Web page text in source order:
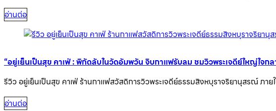
อ่านต่อ
“อยู่เย็นเป็นสุข คาเฟ่ : พิกัดลับในวัดอัมพวัน จิบกาแฟรับลม ชมวิวพระเจดีย์ใหญ่ใจก
รีวิว อยู่เย็นเป็นสุข คาเฟ่ ร้านกาแฟสวัสดิการวิวพระเจดีย์ธรรมสิงหบุราจริยานุสรณ์
อ่านต่อ